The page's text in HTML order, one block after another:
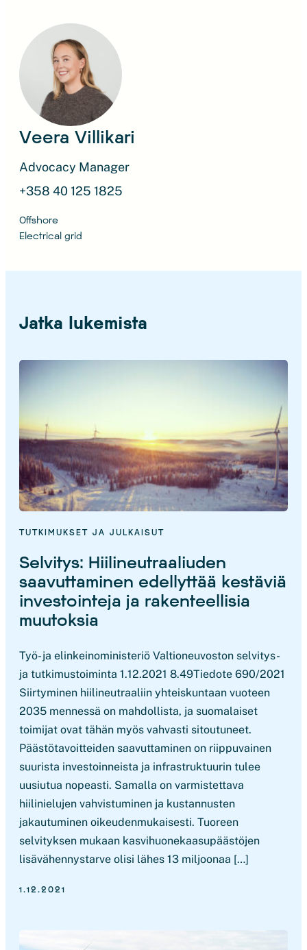
Veera Villikari
Advocacy Manager
+358 40 125 1825
Offshore
Electrical grid
Jatka lukemista
TUTKIMUKSET JA JULKAISUT
Selvitys: Hiilineutraaliuden
saavuttaminen edellyttää kestäviä
investointeja ja rakenteellisia
muutoksia
Työ- ja elinkeinoministeriö Valtioneuvoston selvitys-
ja tutkimustoiminta 1.12.2021 8.49Tiedote 690/2021
Siirtyminen hiilineutraaliin yhteiskuntaan vuoteen
2035 mennessä on mahdollista, ja suomalaiset
toimijat ovat tähän myös vahvasti sitoutuneet.
Päästötavoitteiden saavuttaminen on riippuvainen
suurista investoinneista ja infrastruktuurin tulee
uusiutua nopeasti. Samalla on varmistettava
hiilinielujen vahvistuminen ja kustannusten
jakautuminen oikeudenmukaisesti. Tuoreen
selvityksen mukaan kasvihuonekaasupäästöjen
lisävähennystarve olisi lähes 13 miljoonaa […]
1.12.2021